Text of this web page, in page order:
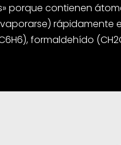
porque contienen
rápidamente
formaldehído